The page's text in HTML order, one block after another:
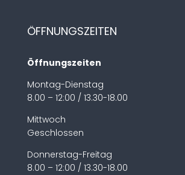
ÖFFNUNGSZEITEN
Öffnungszeiten
Montag-Dienstag
8.00 – 12:00 / 13.30-18.00
Mittwoch
Geschlossen
Donnerstag-Freitag
8.00 – 12:00 / 13.30-18.00